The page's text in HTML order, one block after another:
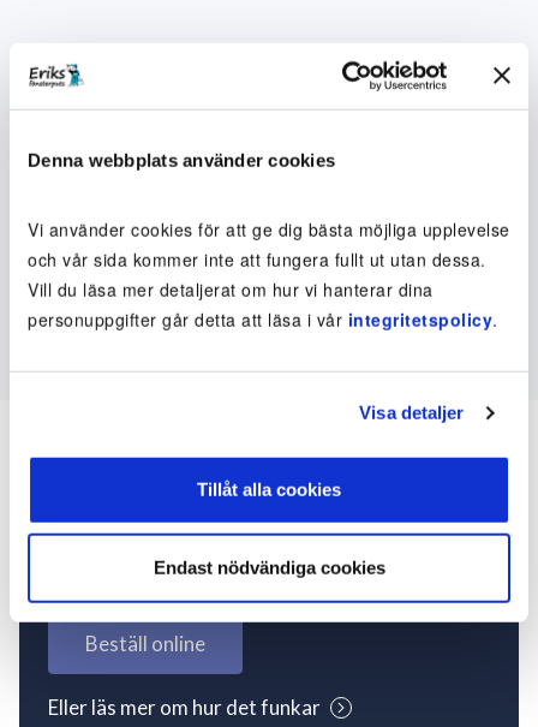
Denna webbplats använder cookies
Vi använder cookies för att ge dig bästa möjliga upplevelse
och vår sida kommer inte att fungera fullt ut utan dessa.
Vill du läsa mer detaljerat om hur vi hanterar dina
personuppgifter går detta att läsa i vår integritetspolicy.
Visa detaljer
Tillåt alla cookies
Endast nödvändiga cookies
Inte kund ännu? Kom
igång nu!
Beställ online
Eller läs mer om hur det funkar